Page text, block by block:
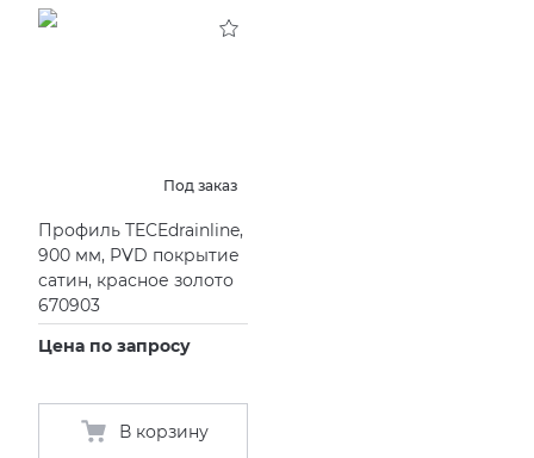
Под заказ
Профиль TECEdrainline,
900 мм, PVD покрытие
сатин, красное золото
670903
Цена по запросу
В корзину